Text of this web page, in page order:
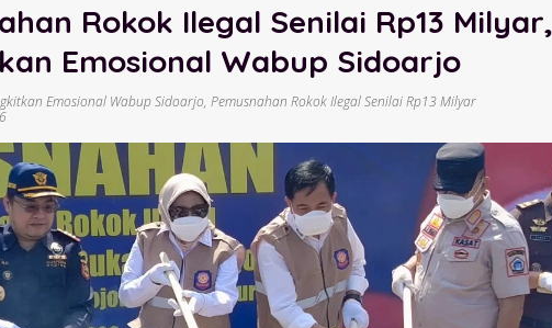
Rokok Ilegal Senilai Rp13 Milyar,
Emosional Wabup Sidoarjo
Emosional Wabup Sidoarjo, Pemusnahan Rokok Ilegal Senilai Rp13 Milyar